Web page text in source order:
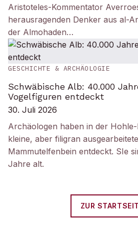
Aristoteles-Kommentator
herausragenden Denker aus al-
der Almohaden…
GESCHICHTE & ARCHÄOLOGIE
Schwäbische Alb: 40.000
Vogelfiguren entdeckt
30. Juli 2026
Archäologen haben in der
kleine, aber filigran
Mammutelfenbein entdeckt. SIe
Jahre alt.
ZUR